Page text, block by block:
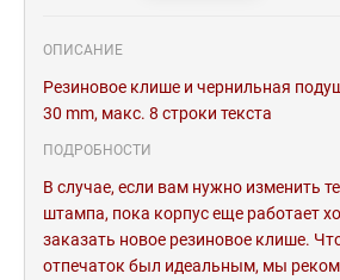
ОПИСАНИЕ
Резиновое клише и чернильная
30 mm, макс. 8 строки текста
ПОДРОБНОСТИ
В случае, если вам нужно изменить
штампа, пока корпус еще работает
заказать новое резиновое клише.
отпечаток был идеальным, мы